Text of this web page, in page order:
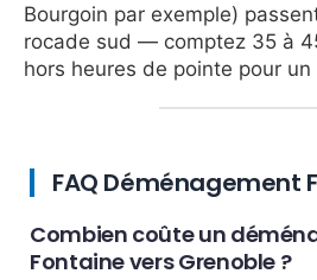
Bourgoin par exemple)
rocade sud — comptez 35 à
hors heures de pointe pour
FAQ Déménagement
Combien coûte un
Fontaine vers Grenoble ?